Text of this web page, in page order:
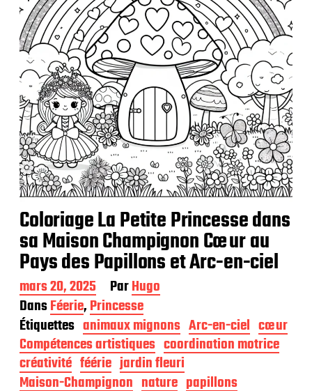
t
i
o
n
Coloriage La Petite Princesse dans
sa Maison Champignon Cœur au
Pays des Papillons et Arc-en-ciel
D
a
t
e
d
e
p
u
mars 20, 2025 ParHugo
DansFéerie,Princesse
Étiquettes animaux mignons Arc-en-ciel cœur
Compétences artistiques coordination motrice
créativité féérie jardin fleuri
Maison-Champignon nature papillons